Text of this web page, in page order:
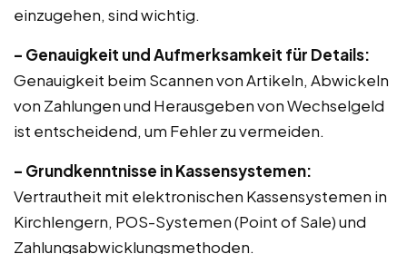
einzugehen, sind wichtig.
– Genauigkeit und Aufmerksamkeit für Details:
Genauigkeit beim Scannen von Artikeln, Abwickeln
von Zahlungen und Herausgeben von Wechselgeld
ist entscheidend, um Fehler zu vermeiden.
– Grundkenntnisse in Kassensystemen:
Vertrautheit mit elektronischen Kassensystemen in
Kirchlengern, POS-Systemen (Point of Sale) und
Zahlungsabwicklungsmethoden.